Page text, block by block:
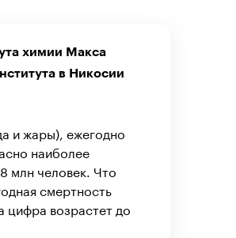
химии Макса
в Никосии
и жары), ежегодно
наиболее
млн человек. Что
смертность
цифра возрастет до